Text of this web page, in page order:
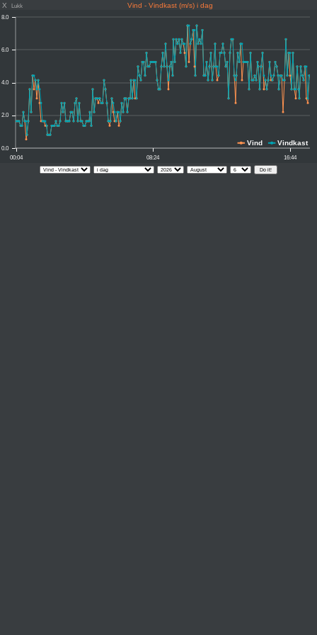
X Lukk Vind - Vindkast (m/s) i dag